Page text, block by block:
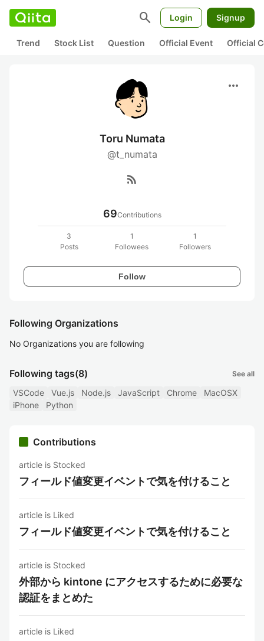
search Login Signup
Trend Stock List Question Official Event Official
more_horiz
Toru Numata
@t_numata
rss_feed
69Contributions
3
Posts
1
Followees
1
Followers
Follow
Following Organizations
No Organizations you are following
Following tags(8) See all
VSCode Vue.js Node.js JavaScript Chrome
MacOSX
iPhone
Python
Contributions
article is Stocked
フィールド値変更イベントで気を付けること
article is Liked
フィールド値変更イベントで気を付けること
article is Stocked
外部から kintone にアクセスするために必要な
認証をまとめた
article is Liked